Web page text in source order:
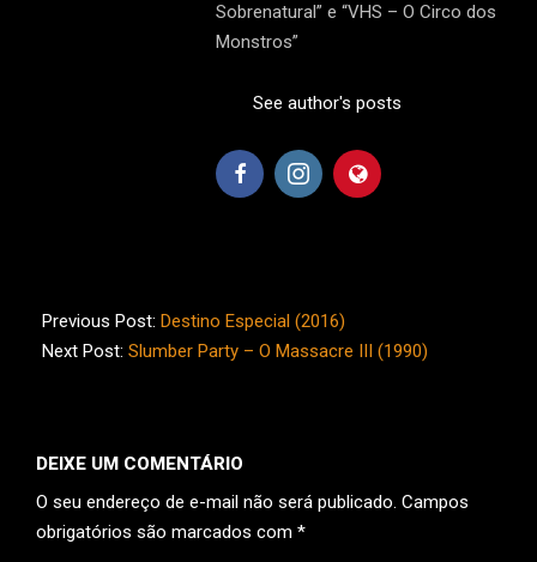
Sobrenatural” e “VHS – O Circo dos
Monstros”
See author's posts
03-
23
Previous Post: Destino Especial (2016)
Next Post: Slumber Party – O Massacre III (1990)
DEIXE UM COMENTÁRIO
O seu endereço de e-mail não será publicado. Campos
obrigatórios são marcados com *